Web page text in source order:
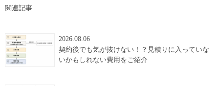
関連記事
2026.08.06
契約後でも気が抜けない！？見積りに入っていな
いかもしれない費用をご紹介